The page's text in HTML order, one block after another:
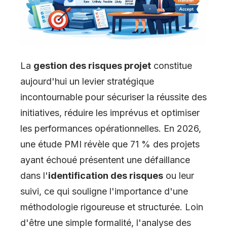
La gestion des risques projet constitue
aujourd'hui un levier stratégique
incontournable pour sécuriser la réussite des
initiatives, réduire les imprévus et optimiser
les performances opérationnelles. En 2026,
une étude PMI révèle que 71 % des projets
ayant échoué présentent une défaillance
dans l'identification des risques ou leur
suivi, ce qui souligne l'importance d'une
méthodologie rigoureuse et structurée. Loin
d'être une simple formalité, l'analyse des